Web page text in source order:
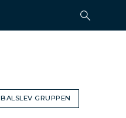
BALSLEV GRUPPEN